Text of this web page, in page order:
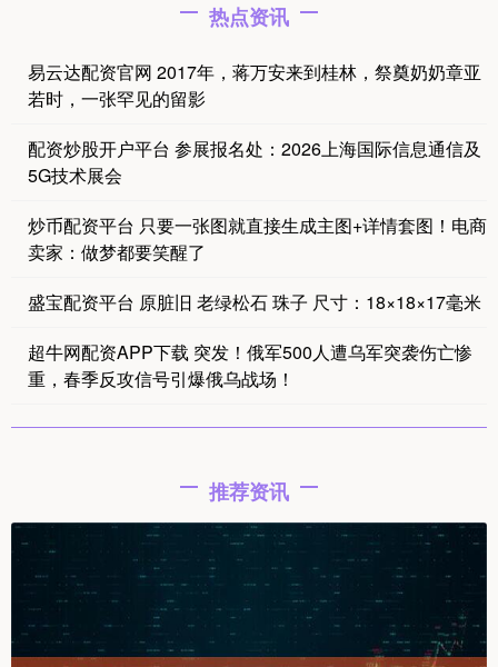
热点资讯
易云达配资官网 2017年，蒋万安来到桂林，祭奠奶奶章亚
若时，一张罕见的留影
配资炒股开户平台 参展报名处：2026上海国际信息通信及
5G技术展会
炒币配资平台 只要一张图就直接生成主图+详情套图！电商
卖家：做梦都要笑醒了
盛宝配资平台 原脏旧 老绿松石 珠子 尺寸：18×18×17毫米
超牛网配资APP下载 突发！俄军500人遭乌军突袭伤亡惨
重，春季反攻信号引爆俄乌战场！
推荐资讯